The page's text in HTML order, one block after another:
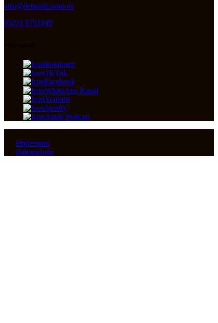
info@detmold-nord.de
05231 8791949
Instagram
TikTok
Facebook
WhatsApp Kanal
Youtube
Spotify
Apple Podcast
Impressum
Datenschutz